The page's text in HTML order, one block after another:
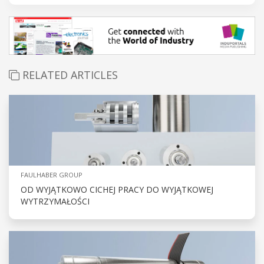
RELATED ARTICLES
FAULHABER GROUP
OD WYJĄTKOWO CICHEJ PRACY DO WYJĄTKOWEJ
WYTRZYMAŁOŚCI